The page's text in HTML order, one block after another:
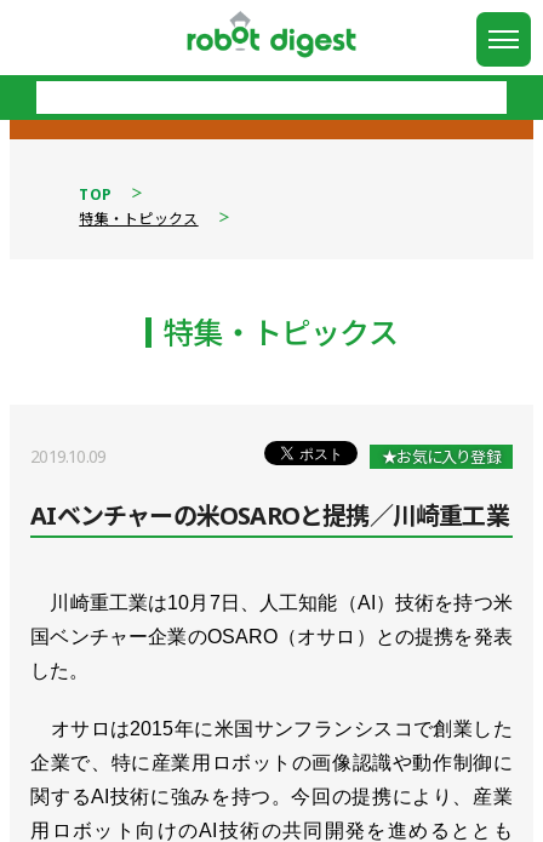
TOP
特集・トピックス
特集・トピックス
2019.10.09 ★お気に入り登録
AIベンチャーの米OSAROと提携／川崎重工業
川崎重工業は10月7日、人工知能（AI）技術を持つ米
国ベンチャー企業のOSARO（オサロ）との提携を発表
した。
オサロは2015年に米国サンフランシスコで創業した
企業で、特に産業用ロボットの画像認識や動作制御に
関するAI技術に強みを持つ。今回の提携により、産業
用ロボット向けのAI技術の共同開発を進めるととも